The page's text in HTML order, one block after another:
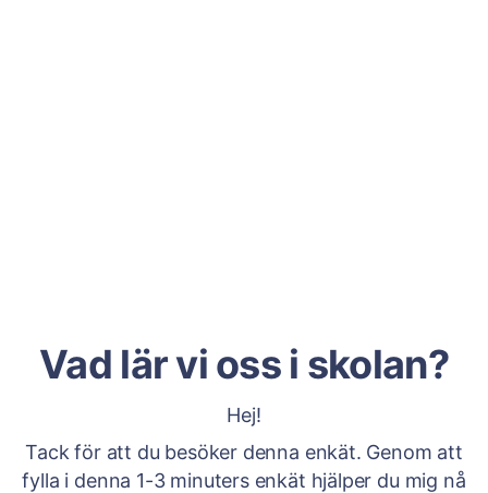
Vad lär vi oss i skolan?
Hej!
Tack för att du besöker denna enkät. Genom att
fylla i denna 1-3 minuters enkät hjälper du mig nå